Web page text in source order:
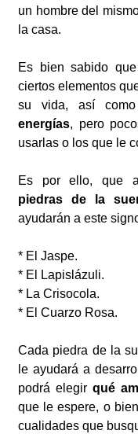
un hombre del
la casa.
Es bien sabido
ciertos elementos
su vida, así
energías, pero
usarlas o los que le
Es por ello, que a
piedras de la
ayudarán a este
* El Jaspe.
* El Lapislázuli.
* La Crisocola.
* El Cuarzo Rosa.
Cada piedra de la
le ayudará a
podrá elegir qué
que le espere, o
cualidades que